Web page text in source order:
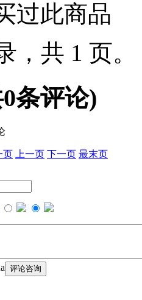
过此商品
，共 1 页。
0条评论)
页 上一页 下一页 最末页